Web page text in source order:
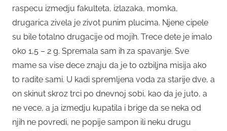
raspecu izmedju fakulteta, izlazaka, momka,
drugarica zivela je zivot punim plucima. Njene cipele
su bile totalno drugacije od mojih. Trece dete je imalo
oko 1,5 – 2 g. Spremala sam ih za spavanje. Sve
mame sa vise dece znaju da je to ozbiljna misija ako
to radite sami. U kadi spremljena voda za starije dve, a
on skinut skroz trci po dnevnoj sobi, kao da je juto, a
ne vece, a ja izmedju kupatila i brige da se neka od
njih ne povredi, ne popije sampon ili neku drugu